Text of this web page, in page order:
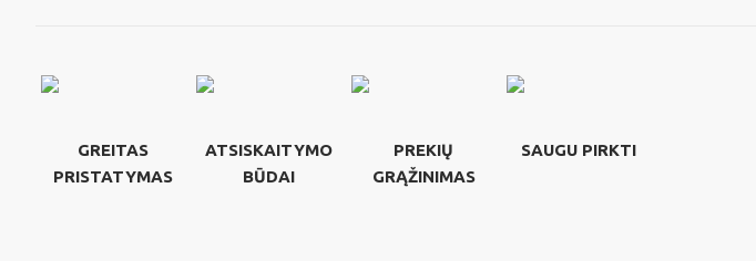
GREITAS
PRISTATYMAS
ATSISKAITYMO
BŪDAI
PREKIŲ
GRĄŽINIMAS
SAUGU PIRKTI